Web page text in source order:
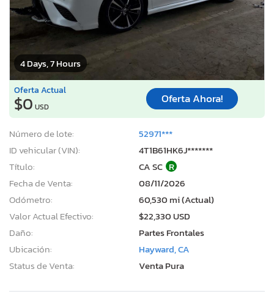
4 Days, 7 Hours
Oferta Actual
$0 USD
Oferta Ahora!
Número de lote:
52971***
ID vehicular (VIN):
4T1B61HK6J*******
Título:
CA SC R
Fecha de Venta:
08/11/2026
Odómetro:
60,530 mi (Actual)
Valor Actual Efectivo:
$22,330 USD
Daño:
Partes Frontales
Ubicación:
Hayward, CA
Status de Venta:
Venta Pura